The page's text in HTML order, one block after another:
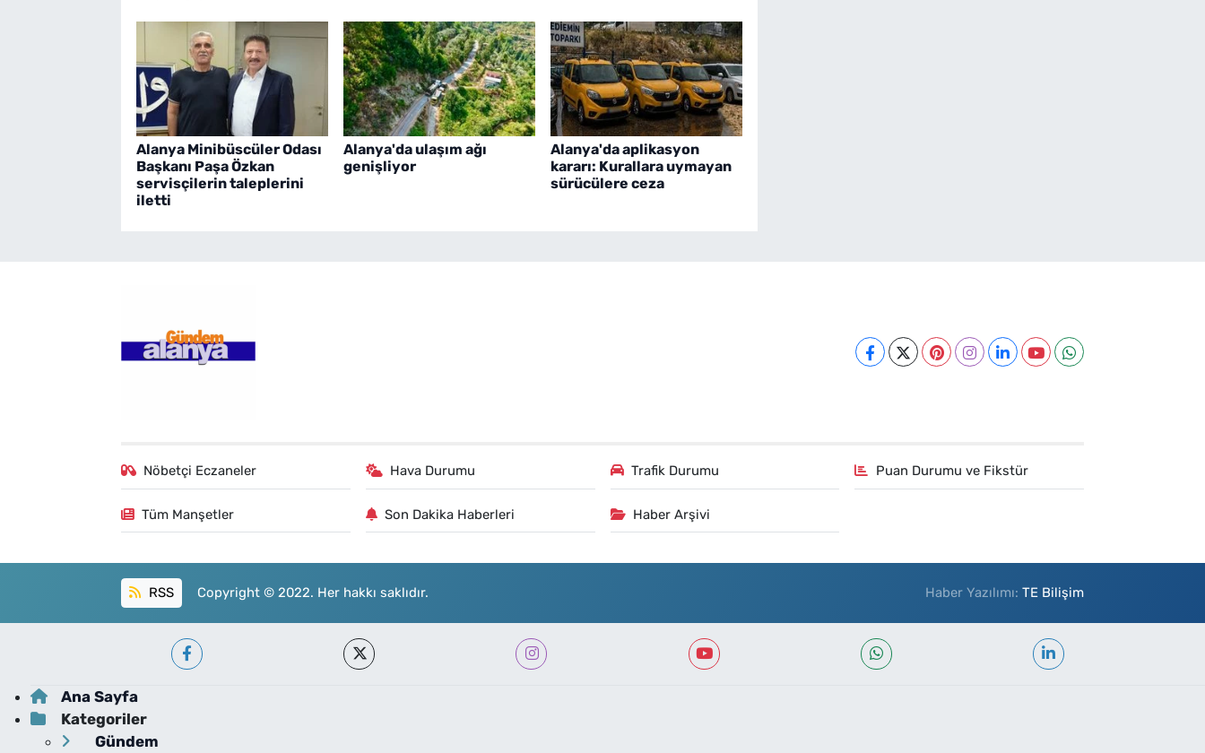
Alanya Minibüscüler Odası
Başkanı Paşa Özkan
servisçilerin taleplerini
iletti
Alanya'da ulaşım ağı
genişliyor
Alanya'da aplikasyon
kararı: Kurallara uymayan
sürücülere ceza
Nöbetçi Eczaneler Hava Durumu Trafik Durumu Puan Durumu ve Fikstür
Tüm Manşetler Son Dakika Haberleri Haber Arşivi
RSS Copyright © 2022. Her hakkı saklıdır. Haber Yazılımı:TE Bilişim
Ana Sayfa
Kategoriler
Gündem